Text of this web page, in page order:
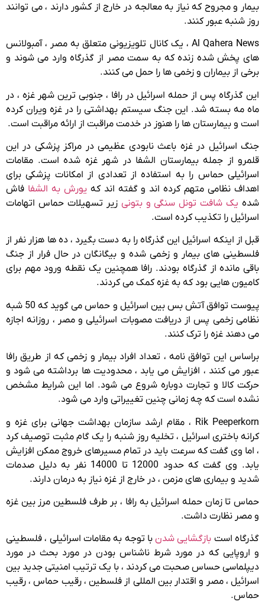
بیمار و مجروح که نیاز به معالجه در خارج از کشور دارند ، می توانند
روز شنبه عبور کنند.
Al Qahera News ، یک کانال تلویزیونی متعلق به مصر ، آمبولانس
های پخش شده زنده که به سمت مصر از گذرگاه وارد می شوند و
برخی از بیماران و زخمی ها را حمل می کنند.
این گذرگاه پس از حمله اسرائیل در رافا ، جنوبی ترین شهر غزه ، در
ماه مه بسته شد. این جنگ سیستم بهداشتی را در غزه ویران کرده
است و بیمارستان ها را هنوز در خدمت مراقبت از ارائه مراقبت است.
جنگ اسرائیل در غزه باعث نابودی عظیمی در مراکز پزشکی در این
قلمرو از جمله بیمارستان الشفا در شهر غزه شده است. مقامات
اسرائیلی حماس را به استفاده از تعدادی از امکانات پزشکی برای
اهداف نظامی متهم کرده اند و گفته اند کهیورش به الشفا فاش
شده یک شافت تونل سنگی و بتونی زیر تسهیلات حماس اتهامات
اسرائیل را تکذیب کرده است.
قبل از اینکه اسرائیل این گذرگاه را به دست بگیرد ، ده ها هزار نفر از
فلسطینی های بیمار و زخمی شده و بیگانگان در حال فرار از جنگ
باقی مانده از گذرگاه بودند. رافا همچنین یک نقطه ورود مهم برای
کامیون هایی بود که به غزه کمک می کردند.
پیوست توافق آتش بس بین اسرائیل و حماس می گوید که 50 شبه
نظامی زخمی پس از دریافت مصوبات اسرائیلی و مصر ، روزانه اجازه
می دهند غزه را ترک کنند.
براساس این توافق نامه ، تعداد افراد بیمار و زخمی که از طریق رافا
عبور می کنند ، افزایش می یابد ، محدودیت ها برداشته می شود و
حرکت کالا و تجارت دوباره شروع می شود. اما این شرایط مشخص
نشده است که چه زمانی چنین تغییراتی وارد می شود.
Rik Peeperkorn ، مقام ارشد سازمان بهداشت جهانی برای غزه و
کرانه باختری اسرائیل ، تخلیه روز شنبه را یک گام مثبت توصیف کرد
، اما وی گفت که سرعت باید در تمام مسیرهای خروج ممکن افزایش
یابد. وی گفت که حدود 12000 تا 14000 نفر به دلیل صدمات
شدید و بیماری های مزمن ، در خارج از غزه نیاز به درمان دارند.
حماس تا زمان حمله اسرائیل به رافا ، بر طرف فلسطین مرز بین غزه
و مصر نظارت داشت.
گذرگاه است بازگشایی شدنبا توجه به مقامات اسرائیلی ، فلسطینی
و اروپایی که در مورد شرط ناشناس بودن در مورد بحث در مورد
دیپلماسی حساس صحبت می کردند ، با یک ترتیب امنیتی جدید بین
اسرائیل ، مصر و اقتدار بین المللی از فلسطین ، رقیب حماس ، رقیب
حماس.